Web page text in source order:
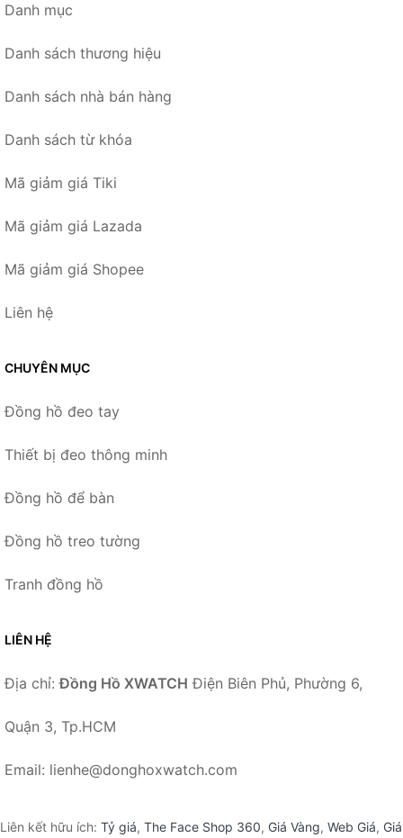
Danh mục
Danh sách thương hiệu
Danh sách nhà bán hàng
Danh sách từ khóa
Mã giảm giá Tiki
Mã giảm giá Lazada
Mã giảm giá Shopee
Liên hệ
CHUYÊN MỤC
Đồng hồ đeo tay
Thiết bị đeo thông minh
Đồng hồ để bàn
Đồng hồ treo tường
Tranh đồng hồ
LIÊN HỆ
Địa chỉ:Đồng Hồ XWATCH Điện Biên Phủ, Phường 6,
Quận 3, Tp.HCM
Email: lienhe@donghoxwatch.com
Liên kết hữu ích: Tỷ giá, The Face Shop 360, Giá Vàng, Web Giá, Giá